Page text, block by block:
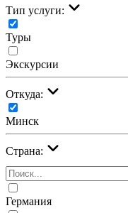
Тип услуги:
Туры
Экскурсии
Откуда:
Минск
Страна:
Германия